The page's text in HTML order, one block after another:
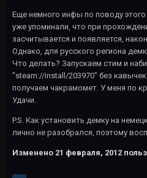
Еще немного инфы по поводу
уже упоминали, что при
засчитывается и появляется,
Однако, для русского региона
Что делать? Запускаем стим и
"steam://install/203970" без
получаем чакрамомет. У меня по
Удачи.
P.S. Как установить демку на
лично не разобрался, поэтому
Изменено 21 февраля, 2012